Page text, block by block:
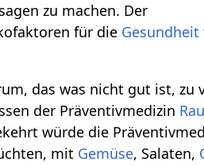
zu machen. Der
für die Gesundheit
das was nicht gut ist, zu
der Präventivmedizin
würde die
mit Gemüse, Salaten,